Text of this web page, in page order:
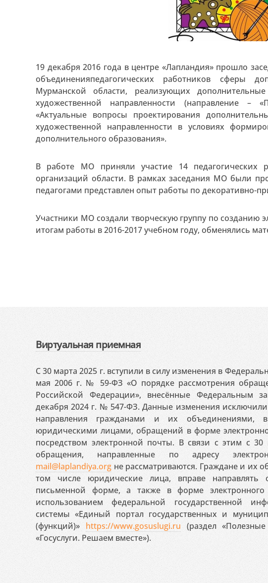
19 декабря 2016 года в центре «Лапландия» прошло
объединенияпедагогических работников сферы
Мурманской области, реализующих
художественной направленности (направление –
«Актуальные вопросы проектирования
художественной направленности в условиях
дополнительного образования».
В работе МО приняли участие 14 педагогических
организаций области. В рамках заседания МО были
педагогами представлен опыт работы по декоративно-
Участники МО создали творческую группу по созданию
итогам работы в 2016-2017 учебном году, обменялись
Виртуальная приемная
С 30 марта 2025 г. вступили в силу изменения в
мая 2006 г. № 59-ФЗ «О порядке рассмотрения
Российской Федерации», внесённые Федеральным
декабря 2024 г. № 547-ФЗ. Данные изменения
направления гражданами и их объединениями,
юридическими лицами, обращений в форме
посредством электронной почты. В связи с этим с 30
обращения, направленные по адресу
mail@laplandiya.org не рассматриваются. Граждане и их
том числе юридические лица, вправе направлять
письменной форме, а также в форме электронного
использованием федеральной государственной
системы «Единый портал государственных и
(функций)» https://www.gosuslugi.ru (раздел
«Госуслуги. Решаем вместе»).